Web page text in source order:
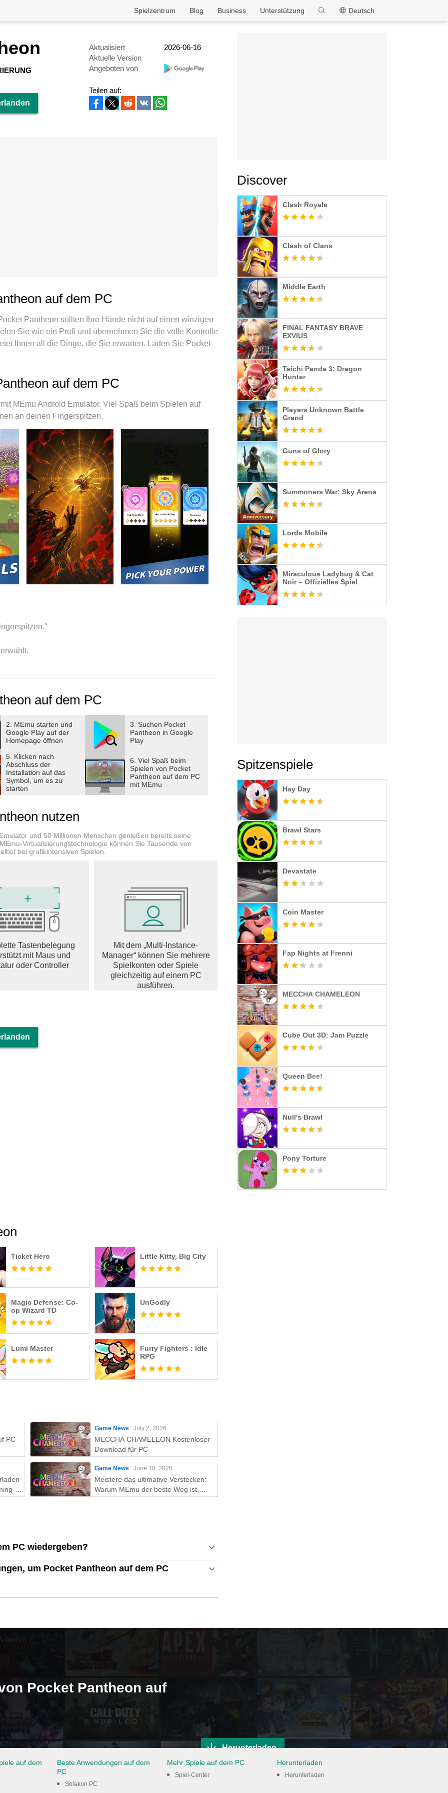
MEmu
Deutsch
Unterstützung
Business
Blog
Spielzentrum
Aktualisiert
2026-06-16
Aktuelle Version
Angeboten von
Teilen auf:
auf dem PC
Pantheon sollten Ihre Hände nicht auf einen winzigen
Sie wie ein Profi und übernehmen Sie die volle Kontrolle
Ihnen all die Dinge, die Sie erwarten. Laden Sie Pocket
Spielen Sie so lange, wie Sie wollen, ohne Grenzwerte
voreingestellte Tastaturbelegungssystem, das mit unserem
mehr Konten auf demselben Gerät. Und das Wichtigste:
Potenzial Ihres PCs freisetzen und für reibungslose
auf dem PC
MEmu Android Emulator. Viel Spaß beim Spielen auf
an deinen Fingerspitzen.
Ultimate Skill.
eine neue Strategie.
und Hintergrund.
Folge einfach dem Pfad und werde stärker.
Kämpfe über drei Gruppen
Fortune Cookies und mehr
auf dem PC
2. MEmu starten und
Google Play auf der
Homepage öffnen
3. Suchen Pocket
Pantheon in Google
Play
5. Klicken nach
Abschluss der
Installation auf das
Symbol, um es zu
starten
6. Viel Spaß beim
Spielen von Pocket
Pantheon auf dem PC
mit MEmu
nutzen
und 50 Millionen Menschen genießen bereits seine
Virtualisierungstechnologie können Sie Tausende von
bei grafikintensiven Spielen.
Tastenbelegung
mit Maus und
oder Controller
Mit dem „Multi-Instance-
Manager“ können Sie mehrere
Spielkonten oder Spiele
gleichzeitig auf einem PC
ausführen.
Ticket Hero Little Kitty, Big City
Magic Defense: Co-
op Wizard TD
UnGodly
Lumi Master
Furry Fighters : Idle
RPG
PC
Game News July 2, 2026
MECCHA CHAMELEON Kostenloser
Download für PC
Game News June 18, 2026
Meistere das ultimative Verstecken:
Warum MEmu der beste Weg ist,
MECCHA CHAMELEON auf dem PC
PC wiedergeben?
um Pocket Pantheon auf dem PC
Discover
Clash Royale
Clash of Clans
Middle Earth
FINAL FANTASY BRAVE
EXVIUS
Taichi Panda 3: Dragon
Hunter
Players Unknown Battle
Grand
Guns of Glory
Summoners War: Sky Arena
Lords Mobile
Miraculous Ladybug & Cat
Noir – Offizielles Spiel
Spitzenspiele
Hay Day
Brawl Stars
Devastate
Coin Master
Fap Nights at Frenni
MECCHA CHAMELEON
Cube Out 3D: Jam Puzzle
Queen Bee!
Null's Brawl
Pony Torture
Pocket Pantheon auf
Herunterladen
auf dem
Beste Anwendungen auf dem
PC
Solakon PC
Mehr Spiele auf dem PC
Spiel-Center
Herunterladen
Herunterladen